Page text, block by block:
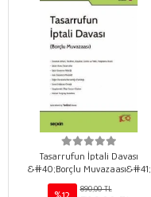
Tasarrufun İptali Davası
&#40;Borçlu Muvazaası&#41;
890,00 TL